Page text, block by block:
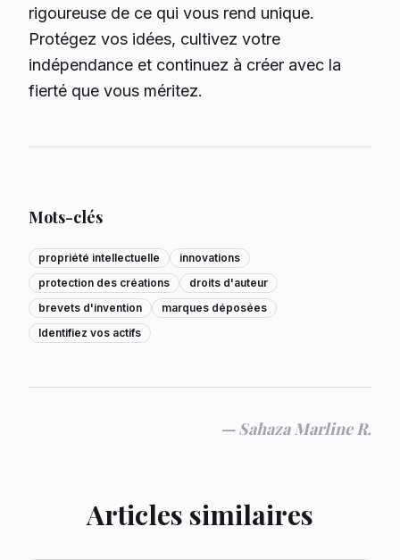
rigoureuse de ce qui vous rend unique.
Protégez vos idées, cultivez votre
indépendance et continuez à créer avec la
fierté que vous méritez.
Mots-clés
propriété intellectuelle
innovations
protection des créations
droits d'auteur
brevets d'invention
marques déposées
Identifiez vos actifs
—Sahaza Marline R.
Articles similaires